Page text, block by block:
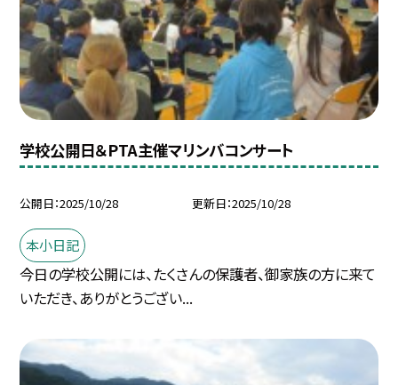
学校公開日＆PTA主催マリンバコンサート
公開日 2025/10/28 更新日 2025/10/28
本小日記
今日の学校公開には、たくさんの保護者、御家族の方に来て
いただき、ありがとうござい...